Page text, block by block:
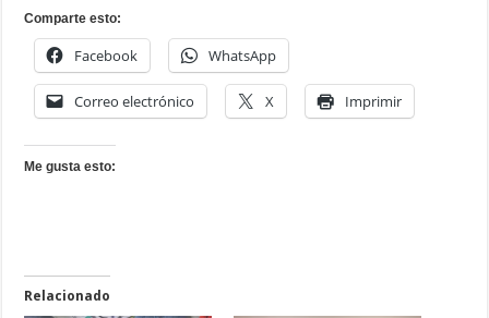
Comparte esto:
Facebook WhatsApp
Correo electrónico X Imprimir
Me gusta esto:
Relacionado